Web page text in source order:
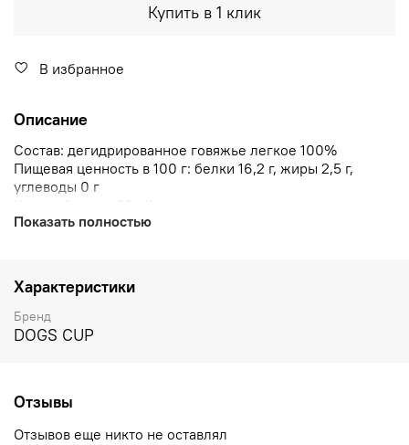
Купить в 1 клик
В избранное
Описание
Состав: дегидрированное говяжье легкое 100%
Пищевая ценность в 100 г: белки 16,2 г, жиры 2,5 г,
углеводы 0 г
Калорийность: 92 кКал
Показать полностью
Характеристики
Бренд
DOGS CUP
Отзывы
Отзывов еще никто не оставлял